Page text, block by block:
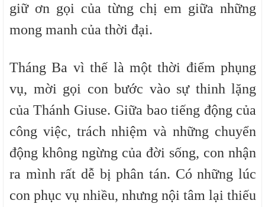
giữ ơn gọi của từng chị em giữa những
mong manh của thời đại.
Tháng Ba vì thế là một thời điểm phụng
vụ, mời gọi con bước vào sự thinh lặng
của Thánh Giuse. Giữa bao tiếng động của
công việc, trách nhiệm và những chuyển
động không ngừng của đời sống, con nhận
ra mình rất dễ bị phân tán. Có những lúc
con phục vụ nhiều, nhưng nội tâm lại thiếu